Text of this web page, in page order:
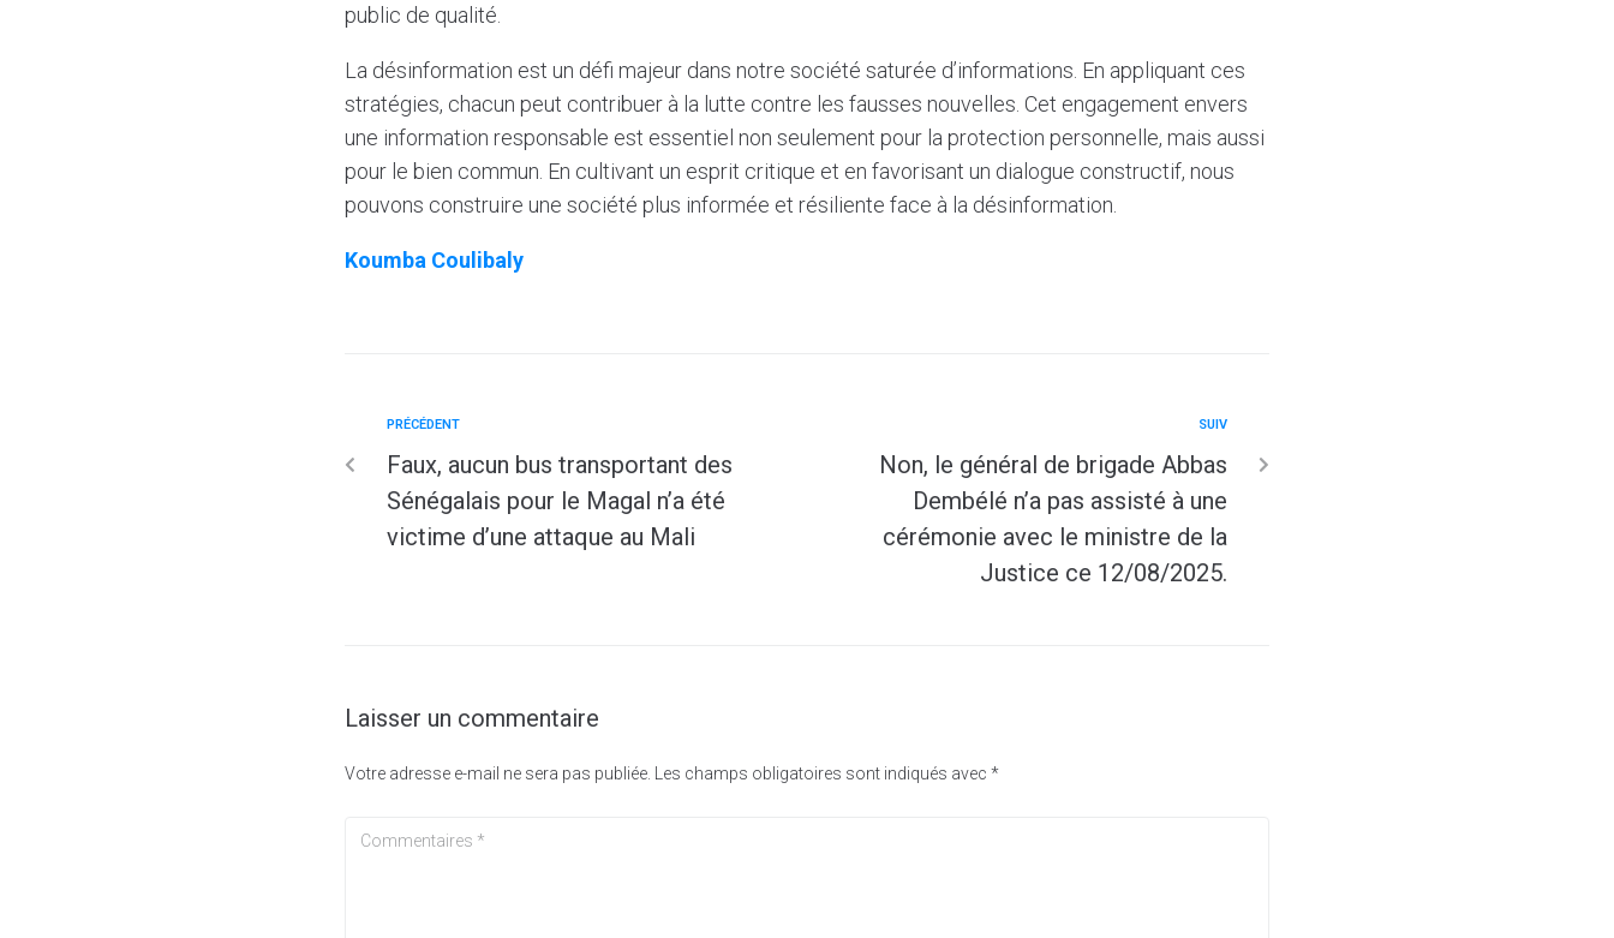
public de qualité.
La désinformation est un défi majeur dans notre société saturée d’informations. En appliquant ces
stratégies, chacun peut contribuer à la lutte contre les fausses nouvelles. Cet engagement envers
une information responsable est essentiel non seulement pour la protection personnelle, mais aussi
pour le bien commun. En cultivant un esprit critique et en favorisant un dialogue constructif, nous
pouvons construire une société plus informée et résiliente face à la désinformation.
Koumba Coulibaly
PRÉCÉDENT
Faux, aucun bus transportant des
Sénégalais pour le Magal n’a été
victime d’une attaque au Mali
SUIV
Non, le général de brigade Abbas
Dembélé n’a pas assisté à une
cérémonie avec le ministre de la
Justice ce 12/08/2025.
Laisser un commentaire
Votre adresse e-mail ne sera pas publiée. Les champs obligatoires sont indiqués avec *